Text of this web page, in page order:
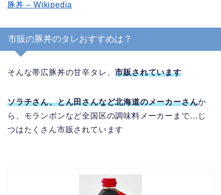
豚丼 – Wikipedia
市販の豚丼のタレおすすめは？
そんな帯広豚丼の甘辛タレ、市販されています
ソラチさん、とん田さんなど北海道のメーカーさんか
ら、モランボンなど全国区の調味料メーカーまで…じ
つはたくさん市販されています